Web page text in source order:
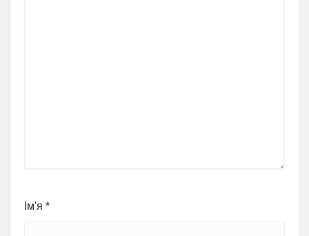
Ім'я *